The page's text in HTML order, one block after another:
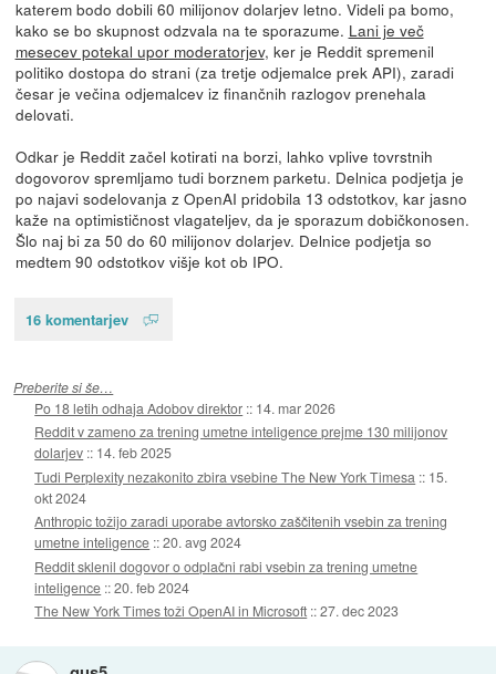
katerem bodo dobili 60 milijonov dolarjev letno. Videli pa bomo,
kako se bo skupnost odzvala na te sporazume. Lani je več
mesecev potekal upor moderatorjev, ker je Reddit spremenil
politiko dostopa do strani (za tretje odjemalce prek API), zaradi
česar je večina odjemalcev iz finančnih razlogov prenehala
delovati.
Odkar je Reddit začel kotirati na borzi, lahko vplive tovrstnih
dogovorov spremljamo tudi borznem parketu. Delnica podjetja je
po najavi sodelovanja z OpenAI pridobila 13 odstotkov, kar jasno
kaže na optimističnost vlagateljev, da je sporazum dobičkonosen.
Šlo naj bi za 50 do 60 milijonov dolarjev. Delnice podjetja so
medtem 90 odstotkov višje kot ob IPO.
16 komentarjev
Preberite si še…
Po 18 letih odhaja Adobov direktor :: 14. mar 2026
Reddit v zameno za trening umetne inteligence prejme 130 milijonov
dolarjev :: 14. feb 2025
Tudi Perplexity nezakonito zbira vsebine The New York Timesa :: 15.
okt 2024
Anthropic tožijo zaradi uporabe avtorsko zaščitenih vsebin za trening
umetne inteligence ::20. avg 2024
Reddit sklenil dogovor o odplačni rabi vsebin za trening umetne
inteligence ::20. feb 2024
The New York Times toži OpenAI in Microsoft ::27. dec 2023